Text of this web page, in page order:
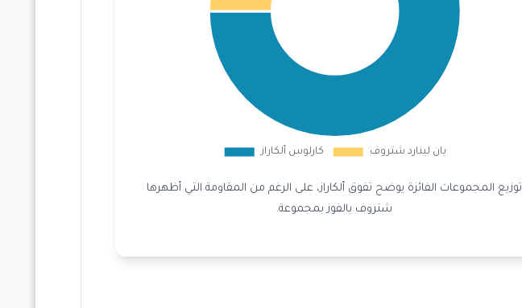
توزيع المجموعات الفائزة يوضح تفوق ألكاراز، على الرغم من المقاومة التي أظهرها
شتروف بالفوز بمجموعة.